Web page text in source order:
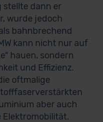
stellte dann er
wurde jedoch
bahnbrechend
kann nicht nur auf
hauen, sondern
und Effizienz.
oftmalige
aber auch
Elektromobilität.